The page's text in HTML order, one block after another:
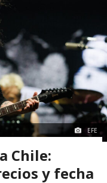
EFE
Chile:
y fecha